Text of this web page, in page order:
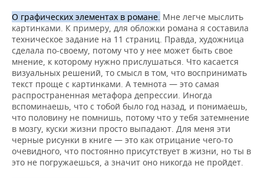
О графических элементах в романе. Мне легче мыслить
картинками. К примеру, для обложки романа я составила
техническое задание на 11 страниц. Правда, художница
сделала по-своему, потому что у нее может быть свое
мнение, к которому нужно прислушаться. Что касается
визуальных решений, то смысл в том, что воспринимать
текст проще с картинками. А темнота — это самая
распространенная метафора депрессии. Иногда
вспоминаешь, что с тобой было год назад, и понимаешь,
что половину не помнишь, потому что у тебя затемнение
в мозгу, куски жизни просто выпадают. Для меня эти
черные рисунки в книге — это как отрицание чего-то
очевидного, что постоянно присутствует в жизни, но ты в
это не погружаешься, а значит оно никогда не пройдет.